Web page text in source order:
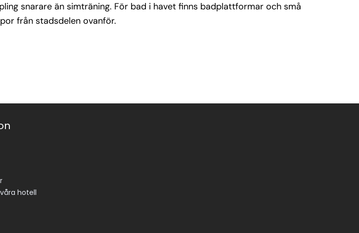
snarare än simträning. För bad i havet finns badplattformar och små
från stadsdelen ovanför.
hotell